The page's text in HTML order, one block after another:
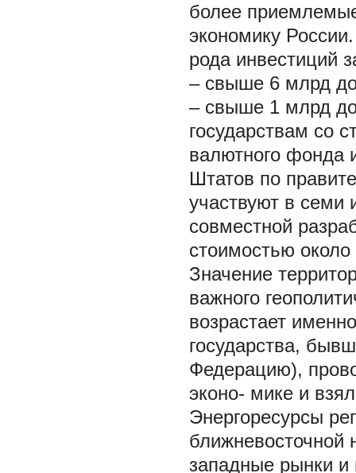
более
экономику
рода инвестиций
– свыше 6 млрд
– свыше 1 млрд
государствам со
валютного фонда
Штатов по
участвуют в семи
совместной
стоимостью
Значение
важного
возрастает
государства,
Федерацию),
эконо- мике и
Энергоресурсы
ближневосточной
западные рынки и